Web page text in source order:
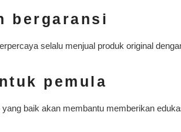
bergaransi
selalu menjual produk original
pemula
baik akan membantu memberikan